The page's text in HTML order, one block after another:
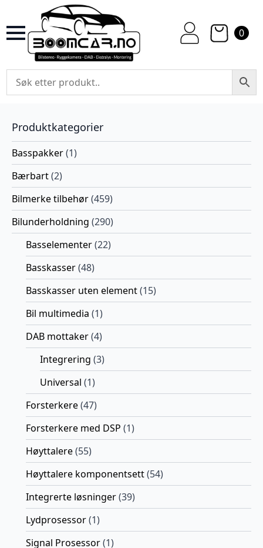
0
Produktkategorier
Basspakker(1)
Bærbart(2)
Bilmerke tilbehør(459)
Bilunderholdning (290)
Basselementer(22)
Basskasser(48)
Basskasser uten element(15)
Bil multimedia (1)
DAB mottaker(4)
Integrering (3)
Universal (1)
Forsterkere(47)
Forsterkere med DSP (1)
Høyttalere(55)
Høyttalere komponentsett(54)
Integrerte løsninger(39)
Lydprosessor(1)
Signal Prosessor(1)